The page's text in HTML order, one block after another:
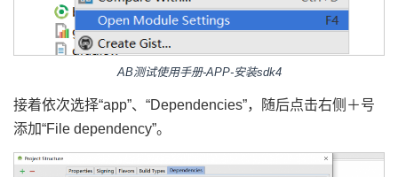
AB测试使用手册-APP-安装sdk4
接着依次选择“app”、“Dependencies”，随后点击右侧＋号
添加“File dependency”。